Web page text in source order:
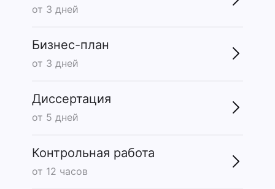
от 3 дней
Бизнес-план
от 3 дней
Диссертация
от 5 дней
Контрольная работа
от 12 часов